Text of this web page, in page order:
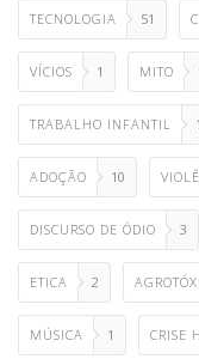
TECNOLOGIA 51
VÍCIOS 1 MITO
TRABALHO INFANTIL
ADOÇÃO 10
DISCURSO DE ÓDIO 3
ETICA 2
MÚSICA 1 CRISE